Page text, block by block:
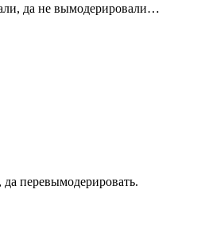
да не вымодерировали…
перевымодерировать.